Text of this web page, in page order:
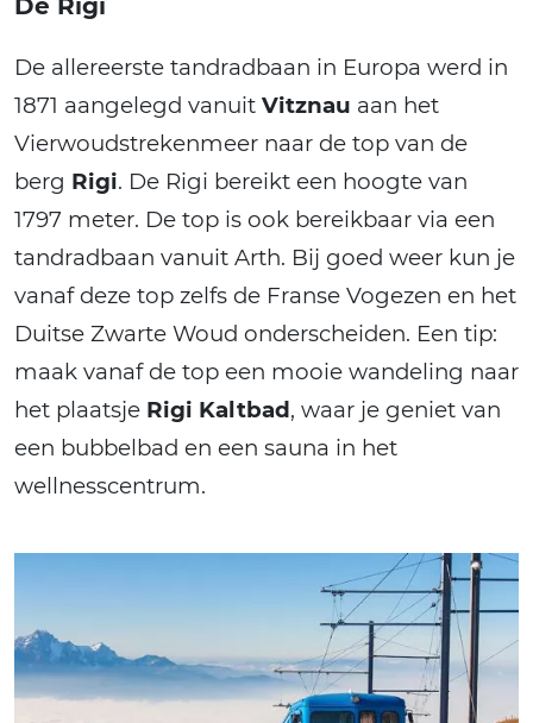
De allereerste tandradbaan in Europa werd in
1871 aangelegd vanuit Vitznau aan het
Vierwoudstrekenmeer naar de top van de
berg Rigi. De Rigi bereikt een hoogte van
1797 meter. De top is ook bereikbaar via een
tandradbaan vanuit Arth. Bij goed weer kun je
vanaf deze top zelfs de Franse Vogezen en het
Duitse Zwarte Woud onderscheiden. Een tip:
maak vanaf de top een mooie wandeling naar
het plaatsje Rigi Kaltbad, waar je geniet van
een bubbelbad en een sauna in het
wellnesscentrum.